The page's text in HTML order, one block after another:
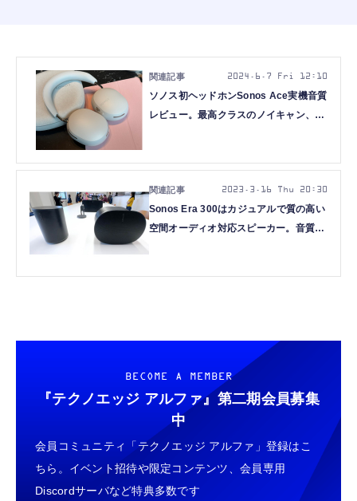
ソノス初ヘッドホンSonos Ace実機音質
レビュー。最高クラスのノイキャン、ホ
2024.6.7 Fri 12:10
Sonos Era 300はカジュアルで質の高い
空間オーディオ対応スピーカー。音質原
2023.3.16 Thu 20:30
BECOME A MEMBER
『テクノエッジ アルファ』 第二期会員募集
中
会員コミュニティ「テクノエッジ アルファ」登録はこ
ちら。イベント招待や限定コンテンツ、会員専用
Discordサーバなど特典多数です